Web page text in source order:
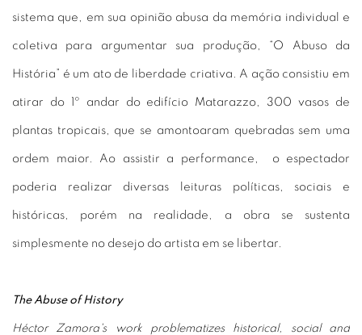
sistema que, em sua opinião abusa da memória individual e
coletiva para argumentar sua produção, “O Abuso da
História” é um ato de liberdade criativa. A ação consistiu em
atirar do 1º andar do edifício Matarazzo, 300 vasos de
plantas tropicais, que se amontoaram quebradas sem uma
ordem maior. Ao assistir a performance, o espectador
poderia realizar diversas leituras políticas, sociais e
históricas, porém na realidade, a obra se sustenta
simplesmente no desejo do artista em se libertar.
The Abuse of History
Héctor Zamora's work problematizes historical, social and